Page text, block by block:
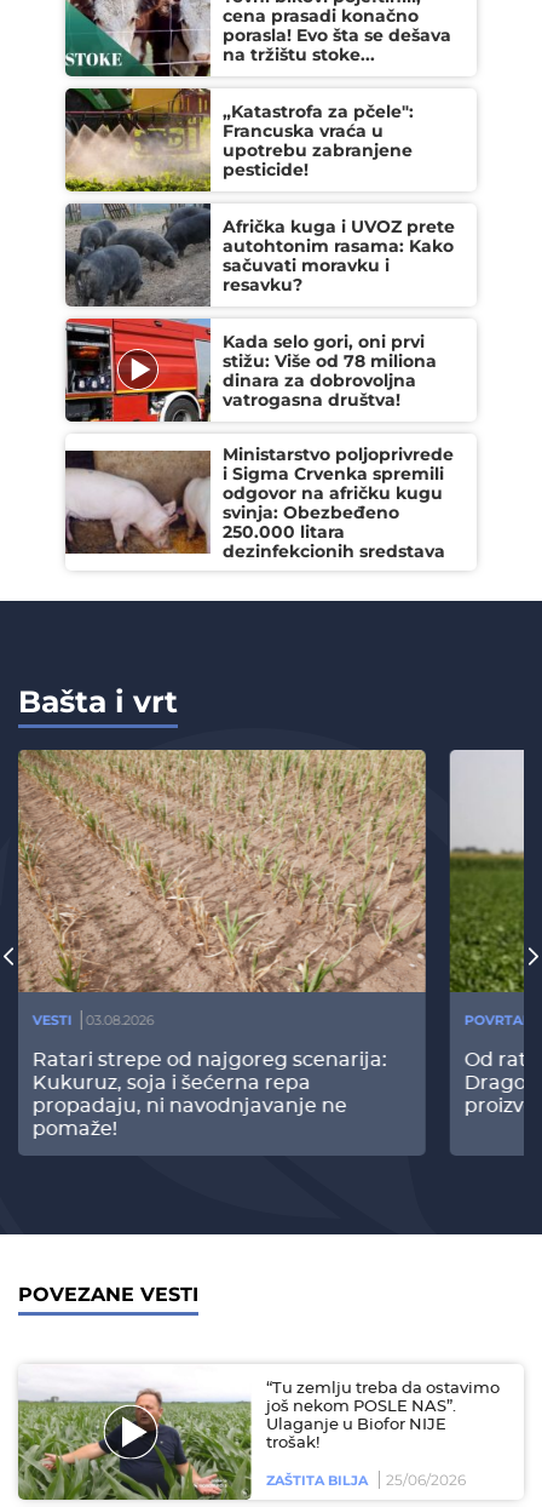
cena prasadi konačno
porasla! Evo šta se dešava
na tržištu stoke...
„Katastrofa za pčele":
Francuska vraća u
upotrebu zabranjene
pesticide!
Afrička kuga i UVOZ prete
autohtonim rasama: Kako
sačuvati moravku i
resavku?
Kada selo gori, oni prvi
stižu: Više od 78 miliona
dinara za dobrovoljna
vatrogasna društva!
Ministarstvo poljoprivrede
i Sigma Crvenka spremili
odgovor na afričku kugu
svinja: Obezbeđeno
250.000 litara
dezinfekcionih sredstava
Bašta i vrt
VESTI 03.08.2026
Ratari strepe od najgoreg scenarija:
Kukuruz, soja i šećerna repa
propadaju, ni navodnjavanje ne
pomaže!
Od
POVEZANE VESTI
“Tu zemlju treba da ostavimo
još nekom POSLE NAS”.
Ulaganje u Biofor NIJE
trošak!
ZAŠTITA BILJA 25/06/2026